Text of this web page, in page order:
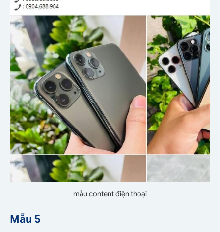
mẫu content điện thoại
Mẫu 5